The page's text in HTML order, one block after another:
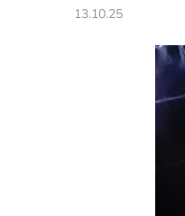
13.10.25